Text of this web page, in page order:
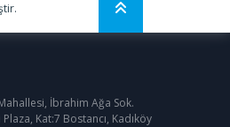
İbrahim Ağa Sok.
Plaza, Kat:7 Bostancı, Kadıköy